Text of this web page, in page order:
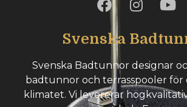
Svenska
Svenska Badtunnor designar
badtunnor och terrasspooler för
klimatet. Vi levererar